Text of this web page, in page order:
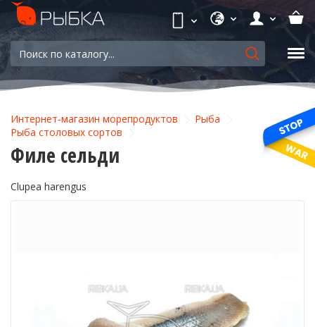
Интернет-магазин морепродуктов
Рыба
Рыба столовых сортов
Филе сельди
Clupea harengus